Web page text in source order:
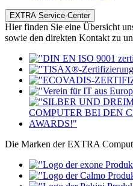
EXTRA Service-Center
Hier finden Sie eine Übersicht
sowie den direkten Kontakt zu
Die Marken der EXTRA